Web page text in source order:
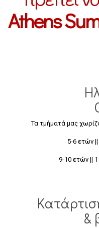
Athens
Τα τμήματά μας
5-6 ετών
9-10 ετών ||
&